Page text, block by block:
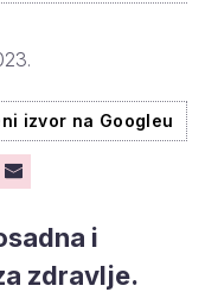
izvor na Googleu
i
zdravlje.